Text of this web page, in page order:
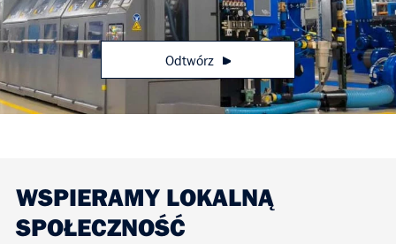
Odtwórz ▸
WSPIERAMY LOKALNĄ
SPOŁECZNOŚĆ